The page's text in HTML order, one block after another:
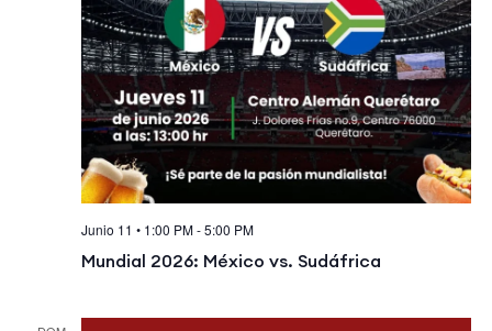
Junio 11 • 1:00 PM-5:00 PM
Mundial 2026: México vs. Sudáfrica